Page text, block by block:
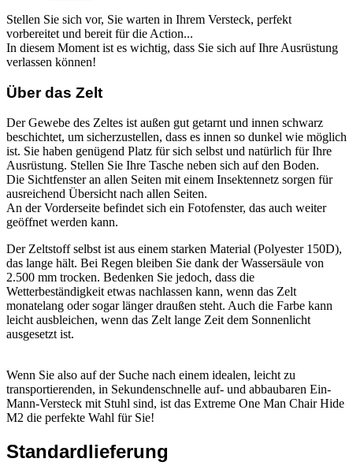
Stellen Sie sich vor, Sie warten in Ihrem Versteck, perfekt
vorbereitet und bereit für die Action...
In diesem Moment ist es wichtig, dass Sie sich auf Ihre Ausrüstung
verlassen können!
Über das Zelt
Der Gewebe des Zeltes ist außen gut getarnt und innen schwarz
beschichtet, um sicherzustellen, dass es innen so dunkel wie möglich
ist. Sie haben genügend Platz für sich selbst und natürlich für Ihre
Ausrüstung. Stellen Sie Ihre Tasche neben sich auf den Boden.
Die Sichtfenster an allen Seiten mit einem Insektennetz sorgen für
ausreichend Übersicht nach allen Seiten.
An der Vorderseite befindet sich ein Fotofenster, das auch weiter
geöffnet werden kann.
Der Zeltstoff selbst ist aus einem starken Material (Polyester 150D),
das lange hält. Bei Regen bleiben Sie dank der Wassersäule von
2.500 mm trocken. Bedenken Sie jedoch, dass die
Wetterbeständigkeit etwas nachlassen kann, wenn das Zelt
monatelang oder sogar länger draußen steht. Auch die Farbe kann
leicht ausbleichen, wenn das Zelt lange Zeit dem Sonnenlicht
ausgesetzt ist.
Wenn Sie also auf der Suche nach einem idealen, leicht zu
transportierenden, in Sekundenschnelle auf- und abbaubaren Ein-
Mann-Versteck mit Stuhl sind, ist das Extreme One Man Chair Hide
M2 die perfekte Wahl für Sie!
Standardlieferung